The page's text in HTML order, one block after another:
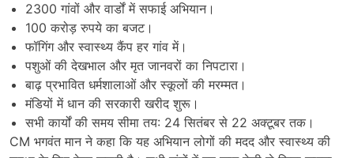
2300 गांवों और वार्डों में सफाई अभियान।
100 करोड़ रुपये का बजट।
फॉगिंग और स्वास्थ्य कैंप हर गांव में।
पशुओं की देखभाल और मृत जानवरों का निपटारा।
बाढ़ प्रभावित धर्मशालाओं और स्कूलों की मरम्मत।
मंडियों में धान की सरकारी खरीद शुरू।
सभी कार्यों की समय सीमा तय: 24 सितंबर से 22 अक्टूबर तक।
CM भगवंत मान ने कहा कि यह अभियान लोगों की मदद और स्वास्थ्य की